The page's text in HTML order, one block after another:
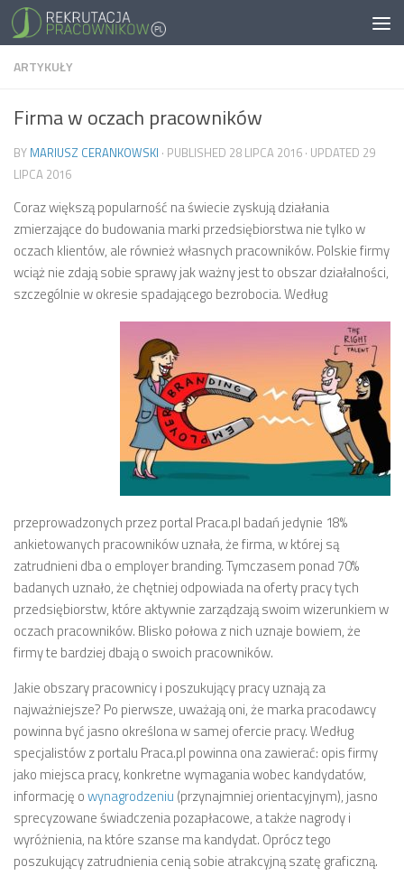
ARTYKUŁY
Firma w oczach pracowników
BY MARIUSZ CERANKOWSKI · PUBLISHED 28 LIPCA 2016 · UPDATED 29
LIPCA 2016
Coraz większą popularność na świecie zyskują działania
zmierzające do budowania marki przedsiębiorstwa nie tylko w
oczach klientów, ale również własnych pracowników. Polskie firmy
wciąż nie zdają sobie sprawy jak ważny jest to obszar działalności,
szczególnie w okresie spadającego bezrobocia.Według
przeprowadzonych przez portal Praca.pl badań jedynie 18%
ankietowanych pracowników uznała, że firma, w której są
zatrudnieni dba o employer branding. Tymczasem ponad 70%
badanych uznało, że chętniej odpowiada na oferty pracy tych
przedsiębiorstw, które aktywnie zarządzają swoim wizerunkiem w
oczach pracowników. Blisko połowa z nich uznaje bowiem, że
firmy te bardziej dbają o swoich pracowników.
Jakie obszary pracownicy i poszukujący pracy uznają za
najważniejsze? Po pierwsze, uważają oni, że marka pracodawcy
powinna być jasno określona w samej ofercie pracy. Według
specjalistów z portalu Praca.pl powinna ona zawierać: opis firmy
jako miejsca pracy, konkretne wymagania wobec kandydatów,
informację owynagrodzeniu (przynajmniej orientacyjnym), jasno
sprecyzowane świadczenia pozapłacowe, a także nagrody i
wyróżnienia, na które szanse ma kandydat. Oprócz tego
poszukujący zatrudnienia cenią sobie atrakcyjną szatę graficzną.